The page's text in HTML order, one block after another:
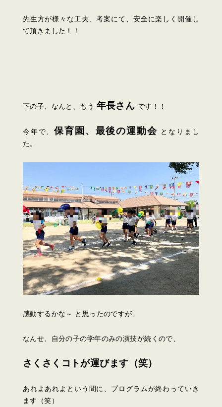
先生方が様々な工夫、考案にて、安全に楽しく開催し
て頂きました！！
下の子、なんと、もう 年長さん です！！
今年で、保育園、最後の運動会 となりまし
た。
感動するかな～ と思ったのですが、
なんせ、自分の子の学年のみの演技が続くので、
さくさくコトが運びます（笑）
あれよあれよという間に、プログラムが終わっていき
ます（笑）